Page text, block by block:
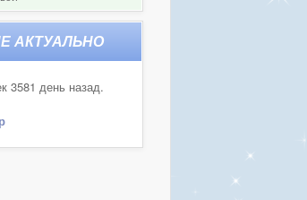
3581 день назад.